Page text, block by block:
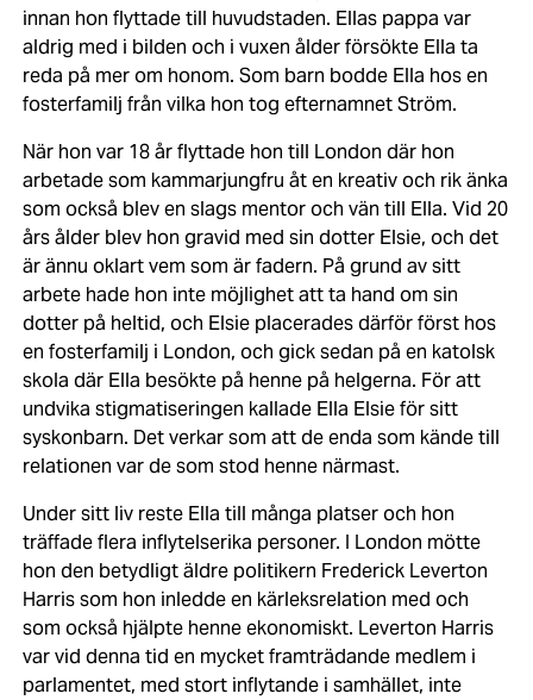
innan hon flyttade till huvudstaden. Ellas pappa var
aldrig med i bilden och i vuxen ålder försökte Ella ta
reda på mer om honom. Som barn bodde Ella hos en
fosterfamilj från vilka hon tog efternamnet Ström.
När hon var 18 år flyttade hon till London där hon
arbetade som kammarjungfru åt en kreativ och rik änka
som också blev en slags mentor och vän till Ella. Vid 20
års ålder blev hon gravid med sin dotter Elsie, och det
är ännu oklart vem som är fadern. På grund av sitt
arbete hade hon inte möjlighet att ta hand om sin
dotter på heltid, och Elsie placerades därför först hos
en fosterfamilj i London, och gick sedan på en katolsk
skola där Ella besökte på henne på helgerna. För att
undvika stigmatiseringen kallade Ella Elsie för sitt
syskonbarn. Det verkar som att de enda som kände till
relationen var de som stod henne närmast.
Under sitt liv reste Ella till många platser och hon
träffade flera inflytelserika personer. I London mötte
hon den betydligt äldre politikern Frederick Leverton
Harris som hon inledde en kärleksrelation med och
som också hjälpte henne ekonomiskt. Leverton Harris
var vid denna tid en mycket framträdande medlem i
parlamentet, med stort inflytande i samhället, inte